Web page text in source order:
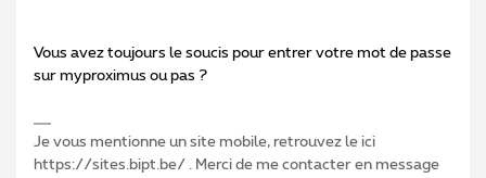
Vous avez toujours le soucis pour entrer votre mot de passe
sur myproximus ou pas ?
Je vous mentionne un site mobile, retrouvez le ici
https://sites.bipt.be/ . Merci de me contacter en message